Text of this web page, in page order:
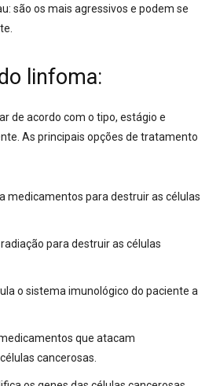
são os mais agressivos e podem se
linfoma:
de acordo com o tipo, estágio e
As principais opções de tratamento
medicamentos para destruir as células
para destruir as células
o sistema imunológico do paciente a
que atacam
cancerosas.